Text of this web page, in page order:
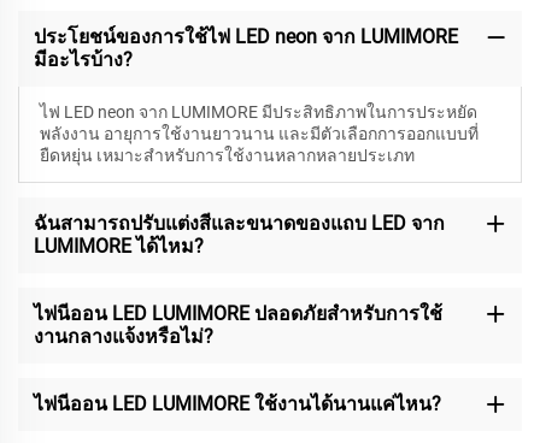
ประโยชน์ของการใช้ไฟ LED neon จาก LUMIMORE
มีอะไรบ้าง?
ไฟ LED neon จาก LUMIMORE มีประสิทธิภาพในการประหยัด
พลังงาน อายุการใช้งานยาวนาน และมีตัวเลือกการออกแบบที่
ยืดหยุ่น เหมาะสำหรับการใช้งานหลากหลายประเภท
ฉันสามารถปรับแต่งสีและขนาดของแถบ LED จาก
LUMIMORE ได้ไหม?
ไฟนีออน LED LUMIMORE ปลอดภัยสำหรับการใช้
งานกลางแจ้งหรือไม่?
ไฟนีออน LED LUMIMORE ใช้งานได้นานแค่ไหน?